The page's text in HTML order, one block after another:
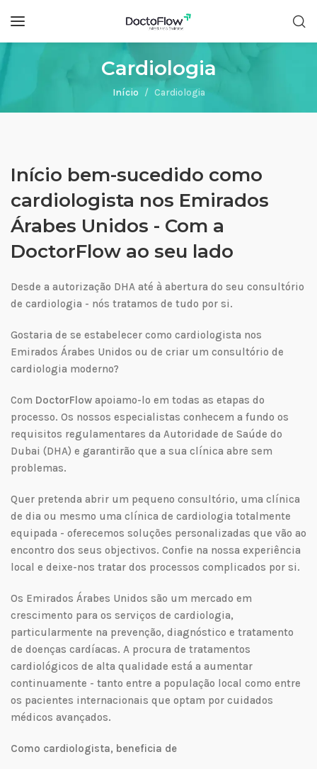
Cardiologia
Início Cardiologia
Início bem-sucedido como
cardiologista nos Emirados
Árabes Unidos - Com a
DoctorFlow ao seu lado
Desde a autorização DHA até à abertura do seu consultório
de cardiologia - nós tratamos de tudo por si.
Gostaria de se estabelecer como cardiologista nos
Emirados Árabes Unidos ou de criar um consultório de
cardiologia moderno?
Com DoctorFlow apoiamo-lo em todas as etapas do
processo. Os nossos especialistas conhecem a fundo os
requisitos regulamentares da Autoridade de Saúde do
Dubai (DHA) e garantirão que a sua clínica abre sem
problemas.
Quer pretenda abrir um pequeno consultório, uma clínica
de dia ou mesmo uma clínica de cardiologia totalmente
equipada - oferecemos soluções personalizadas que vão ao
encontro dos seus objectivos. Confie na nossa experiência
local e deixe-nos tratar dos processos complicados por si.
Os Emirados Árabes Unidos são um mercado em
crescimento para os serviços de cardiologia,
particularmente na prevenção, diagnóstico e tratamento
de doenças cardíacas. A procura de tratamentos
cardiológicos de alta qualidade está a aumentar
continuamente - tanto entre a população local como entre
os pacientes internacionais que optam por cuidados
médicos avançados.
Como cardiologista, beneficia de